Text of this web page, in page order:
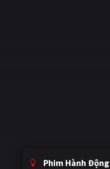
Phim Hành Động